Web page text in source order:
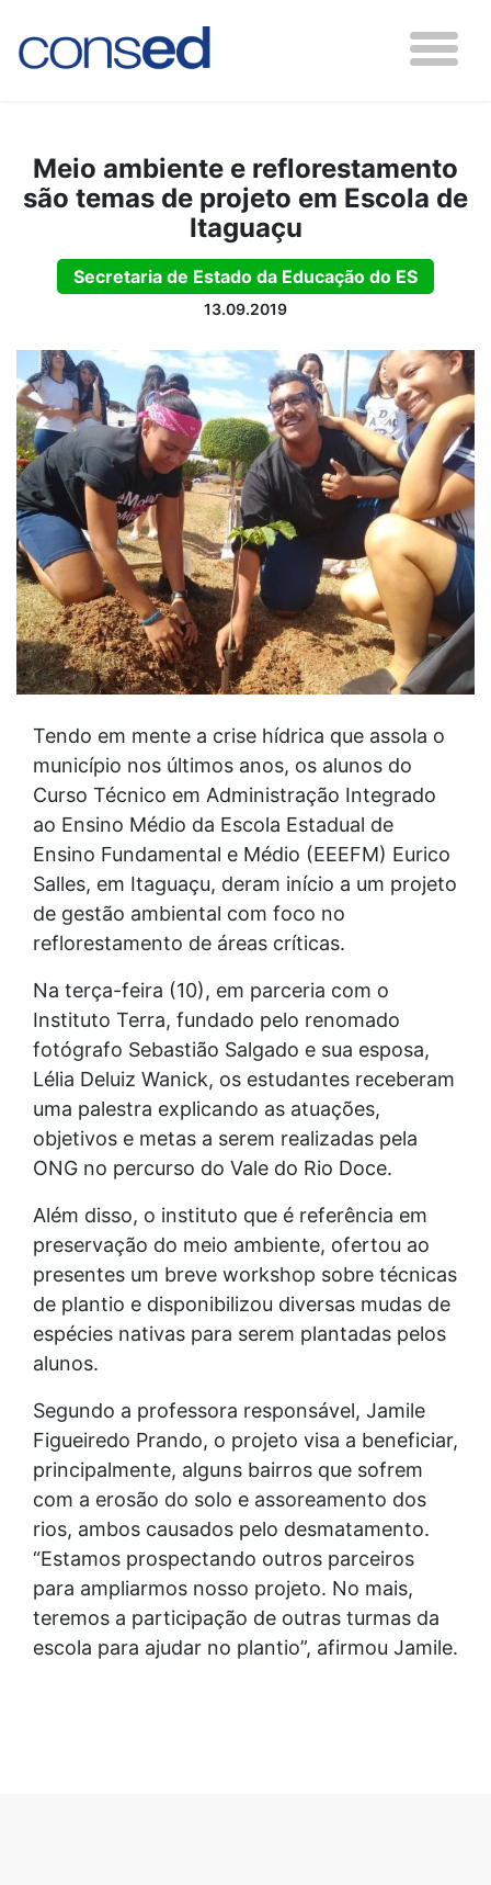
Meio ambiente e reflorestamento
são temas de projeto em Escola de
Itaguaçu
Secretaria de Estado da Educação do ES
13.09.2019
Tendo em mente a crise hídrica que assola o
município nos últimos anos, os alunos do
Curso Técnico em Administração Integrado
ao Ensino Médio da Escola Estadual de
Ensino Fundamental e Médio (EEEFM) Eurico
Salles, em Itaguaçu, deram início a um projeto
de gestão ambiental com foco no
reflorestamento de áreas críticas.
Na terça-feira (10), em parceria com o
Instituto Terra, fundado pelo renomado
fotógrafo Sebastião Salgado e sua esposa,
Lélia Deluiz Wanick, os estudantes receberam
uma palestra explicando as atuações,
objetivos e metas a serem realizadas pela
ONG no percurso do Vale do Rio Doce.
Além disso, o instituto que é referência em
preservação do meio ambiente, ofertou ao
presentes um breve workshop sobre técnicas
de plantio e disponibilizou diversas mudas de
espécies nativas para serem plantadas pelos
alunos.
Segundo a professora responsável, Jamile
Figueiredo Prando, o projeto visa a beneficiar,
principalmente, alguns bairros que sofrem
com a erosão do solo e assoreamento dos
rios, ambos causados pelo desmatamento.
“Estamos prospectando outros parceiros
para ampliarmos nosso projeto. No mais,
teremos a participação de outras turmas da
escola para ajudar no plantio”, afirmou Jamile.